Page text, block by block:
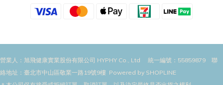
營業人：旭飛健康實業股份有限公司 HYPHY Co., Ltd 統一編號：55859879 聯
絡地址：臺北市中山區敬業一路19號9樓 Powered by SHOPLINE